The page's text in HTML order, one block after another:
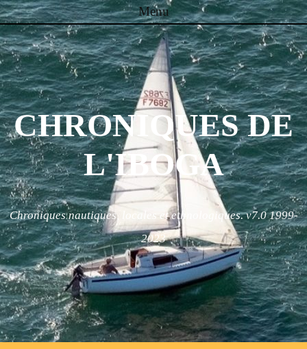
Menu
Skip to content
CHRONIQUES DE
L'IBOGA
Chroniques nautiques, locales et ethnologiques. v7.0 1999-
2023